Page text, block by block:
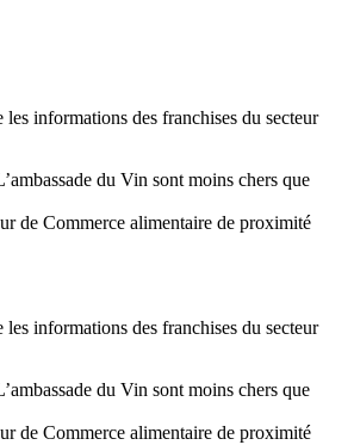
informations des franchises du secteur
du Vin sont moins chers que
de Commerce alimentaire de proximité
informations des franchises du secteur
du Vin sont moins chers que
de Commerce alimentaire de proximité